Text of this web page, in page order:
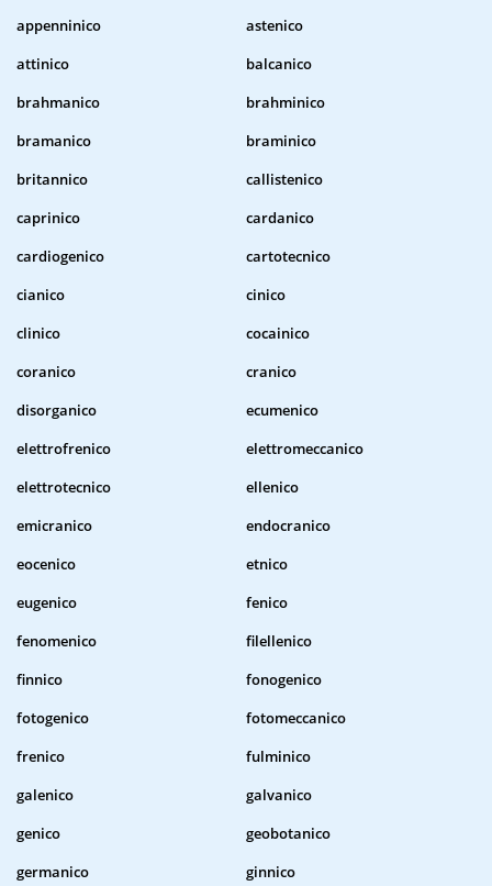
appenninico
astenico
attinico
balcanico
brahmanico
brahminico
bramanico
braminico
britannico
callistenico
caprinico
cardanico
cardiogenico
cartotecnico
cianico
cinico
clinico
cocainico
coranico
cranico
disorganico
ecumenico
elettrofrenico
elettromeccanico
elettrotecnico
ellenico
emicranico
endocranico
eocenico
etnico
eugenico
fenico
fenomenico
filellenico
finnico
fonogenico
fotogenico
fotomeccanico
frenico
fulminico
galenico
galvanico
genico
geobotanico
germanico
ginnico